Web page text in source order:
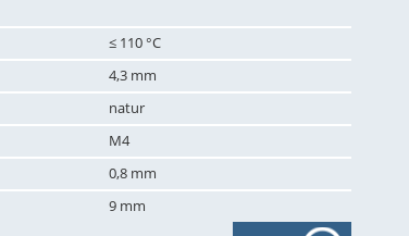
≤ 110 °C
4,3 mm
natur
M4
0,8 mm
9 mm